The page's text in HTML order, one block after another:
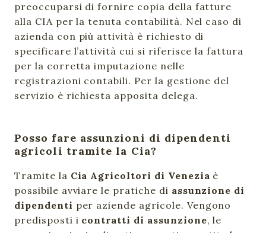
preoccuparsi di fornire copia della fatture
alla CIA per la tenuta contabilità. Nel caso di
azienda con più attività è richiesto di
specificare l’attività cui si riferisce la fattura
per la corretta imputazione nelle
registrazioni contabili. Per la gestione del
servizio è richiesta apposita delega.
Posso fare assunzioni di dipendenti
agricoli tramite la Cia?
Tramite la Cia Agricoltori di Venezia è
possibile avviare le pratiche di assunzione di
dipendenti per aziende agricole. Vengono
predisposti i contratti di assunzione, le